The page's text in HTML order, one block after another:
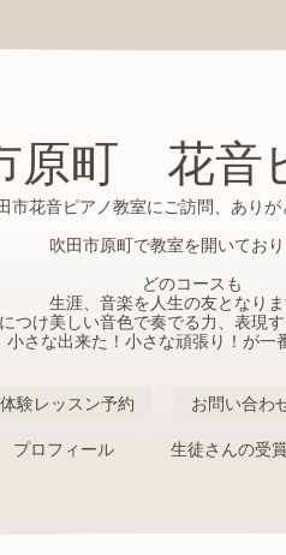
原町 花音
市花音ピアノ教室にご訪問、あり
吹田市原町で教室を開いており
どのコースも
生涯、音楽を人生の友となり
つけ美しい音色で奏でる力、表現
小さな出来た！小さな頑張り！が一
体験レッスン予約 お問い合わ
プロフィール 生徒さんの受